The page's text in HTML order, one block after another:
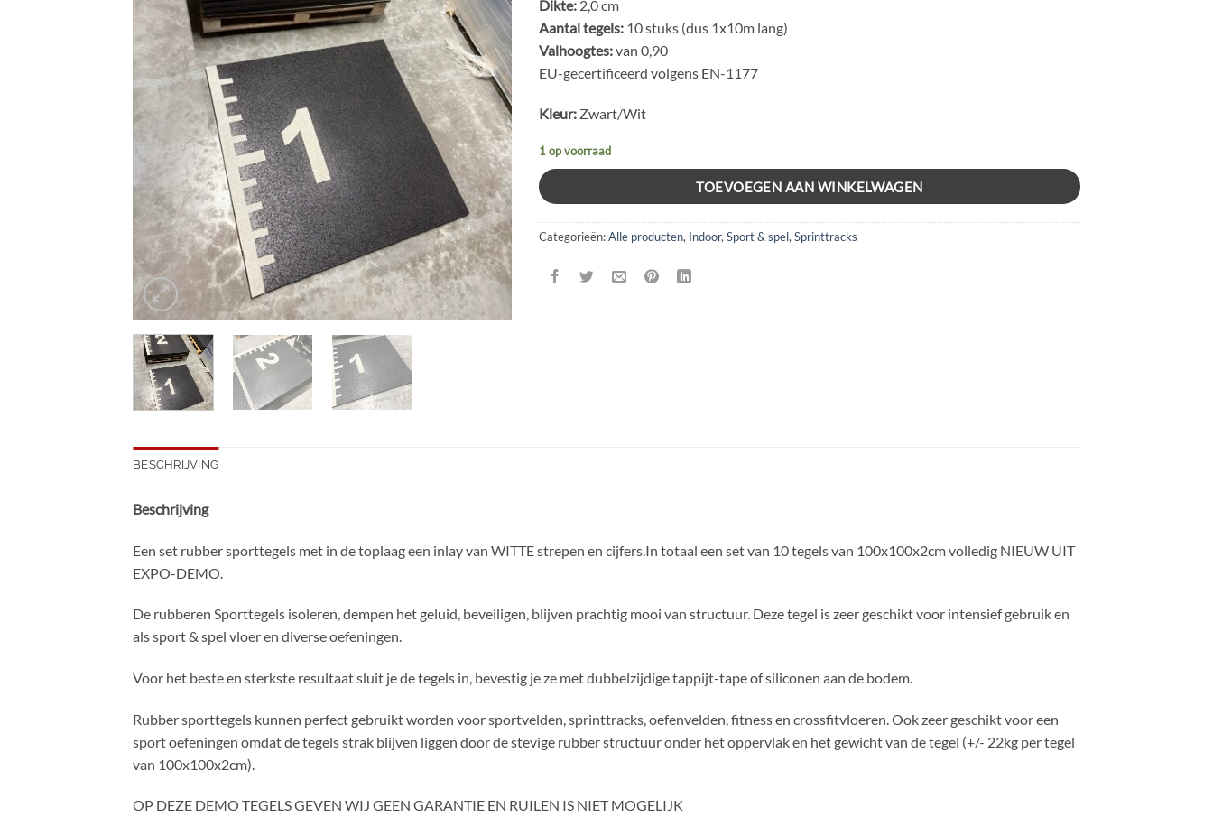
Dikte: 2,0 cm
Aantal tegels: 10 stuks (dus 1x10m lang)
Valhoogtes:van 0,90
EU-gecertificeerd volgens EN-1177
Kleur: Zwart/Wit
1 op voorraad
TOEVOEGEN AAN WINKELWAGEN
Categorieën:Alle producten, Indoor,Sport & spel,Sprinttracks
BESCHRIJVING
Beschrijving
Een set rubber sporttegels met in de toplaag een inlay van WITTE strepen en cijfers.In totaal een set van 10 tegels van 100x100x2cm volledig NIEUW UIT
EXPO-DEMO.
De rubberen Sporttegels isoleren, dempen het geluid, beveiligen, blijven prachtig mooi van structuur. Deze tegel is zeer geschikt voor intensief gebruik en
als sport & spel vloer en diverse oefeningen.
Voor het beste en sterkste resultaat sluit je de tegels in, bevestig je ze met dubbelzijdige tappijt-tape of siliconen aan de bodem.
Rubber sporttegels kunnen perfect gebruikt worden voor sportvelden, sprinttracks, oefenvelden, fitness en crossfitvloeren. Ook zeer geschikt voor een
sport oefeningen omdat de tegels strak blijven liggen door de stevige rubber structuur onder het oppervlak en het gewicht van de tegel (+/- 22kg per tegel
van 100x100x2cm).
OP DEZE DEMO TEGELS GEVEN WIJ GEEN GARANTIE EN RUILEN IS NIET MOGELIJK